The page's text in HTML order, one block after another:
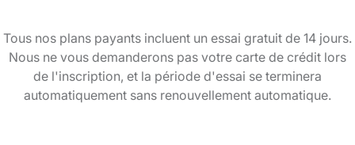
Tous nos plans payants incluent un essai gratuit de 14 jours.
Nous ne vous demanderons pas votre carte de crédit lors
de l'inscription, et la période d'essai se terminera
automatiquement sans renouvellement automatique.